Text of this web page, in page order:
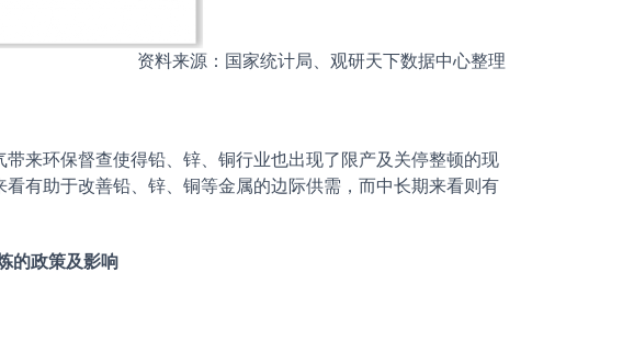
资料来源：国家统计局、观研天下数据中心整理
环保督查使得铅、锌、铜行业也出现了限产及关停整顿的现
有助于改善铅、锌、铜等金属的边际供需，而中长期来看则有
的政策及影响